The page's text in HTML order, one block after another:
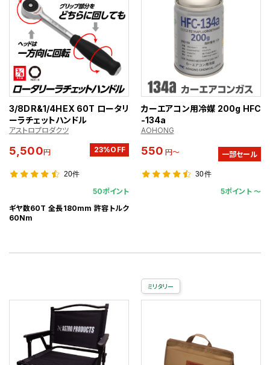
3/8DR&1/4HEX 60T ロータリ
ーラチェットハンドル
アストロプロダクツ
5,500円 23%OFF
20件
50ポイント
ギヤ数60T 全長180mm 許容トルク
60Nm
カーエアコン用冷媒 200g HFC
-134a
AOHONG
550 円～ 一部セール
30件
5ポイント 〜
ミリタリー